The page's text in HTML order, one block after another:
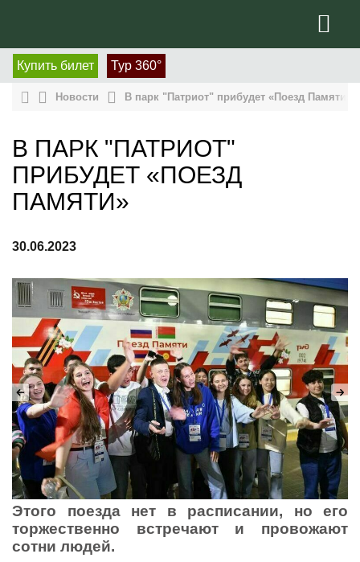
Купить билет Тур 360°
Новости В парк "Патриот" прибудет «Поезд Памяти»
В ПАРК "ПАТРИОТ"
ПРИБУДЕТ «ПОЕЗД
ПАМЯТИ»
30.06.2023
Этого поезда нет в расписании, но его
торжественно встречают и провожают
сотни людей.